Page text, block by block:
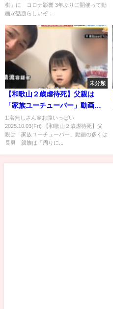
棋」に コロナ影響 3年ぶりに開催って動
画が話題らしいぞ ...
未分類
【和歌山２歳虐待死】父親は
「家族ユーチューバー」動画の
多くは長男 親族は「周りに身
内がいてる、苦しかったら相談
してほしかった」（2025年10月
1:名無しさん＠お腹いっぱい
2025.10.03(Fri) 【和歌山２歳虐待死】父
親は「家族ユーチューバー」動画の多くは
長男 親族は「周りに...